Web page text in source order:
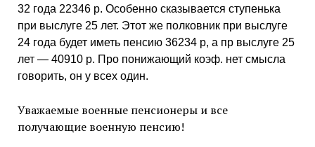
32 года 22346 р. Особенно сказывается ступенька
при выслуге 25 лет. Этот же полковник при выслуге
24 года будет иметь пенсию 36234 р, а пр выслуге 25
лет — 40910 р. Про понижающий коэф. нет смысла
говорить, он у всех один.
Уважаемые военные пенсионеры и все
получающие военную пенсию!